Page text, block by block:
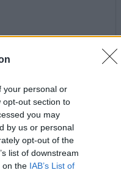
your personal or
opt-out section to
you may
by us or personal
opt-out of the
list of downstream
on the IAB’s List of
3D-
för